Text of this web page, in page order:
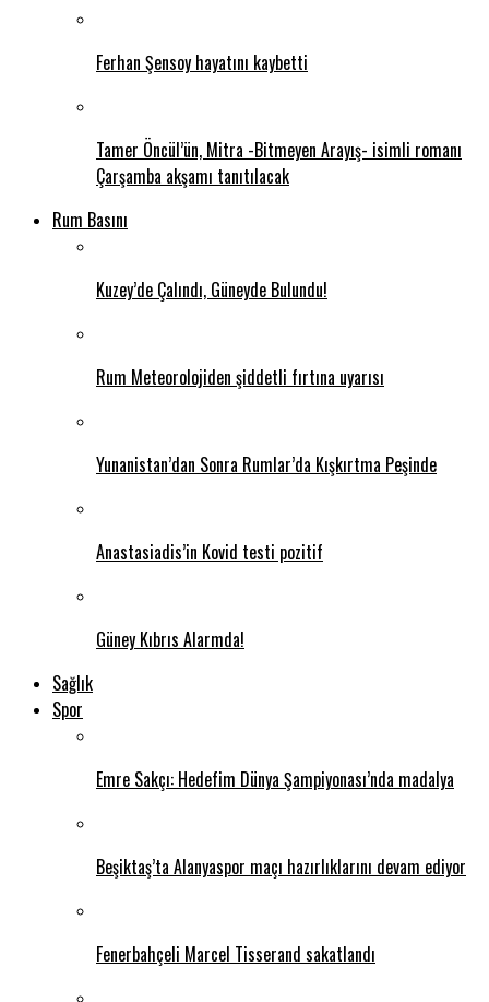
Ferhan Şensoy hayatını kaybetti
Tamer Öncül’ün, Mitra -Bitmeyen Arayış- isimli romanı
Çarşamba akşamı tanıtılacak
Rum Basını
Kuzey’de Çalındı, Güneyde Bulundu!
Rum Meteorolojiden şiddetli fırtına uyarısı
Yunanistan’dan Sonra Rumlar’da Kışkırtma Peşinde
Anastasiadis’in Kovid testi pozitif
Güney Kıbrıs Alarmda!
Sağlık
Spor
Emre Sakçı: Hedefim Dünya Şampiyonası’nda madalya
Beşiktaş’ta Alanyaspor maçı hazırlıklarını devam ediyor
Fenerbahçeli Marcel Tisserand sakatlandı